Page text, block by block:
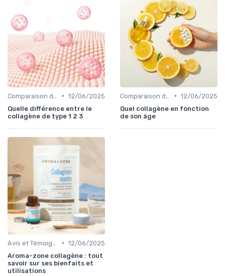
• 12/06/2025
Quelle différence entre le
collagène de type 1 2 3
• 12/06/2025
Quel collagène en fonction
de son âge
• 12/06/2025
Aroma-zone collagène : tout
savoir sur ses bienfaits et
utilisations